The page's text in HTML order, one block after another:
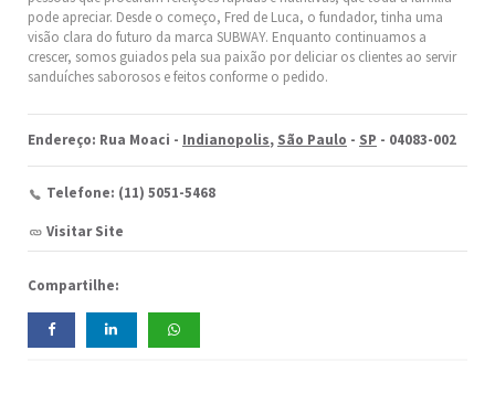
pode apreciar. Desde o começo, Fred de Luca, o fundador, tinha uma
visão clara do futuro da marca SUBWAY. Enquanto continuamos a
crescer, somos guiados pela sua paixão por deliciar os clientes ao servir
sanduíches saborosos e feitos conforme o pedido.
Endereço: Rua Moaci - Indianopolis, São Paulo - SP - 04083-002
Telefone: (11) 5051-5468
Visitar Site
Compartilhe: